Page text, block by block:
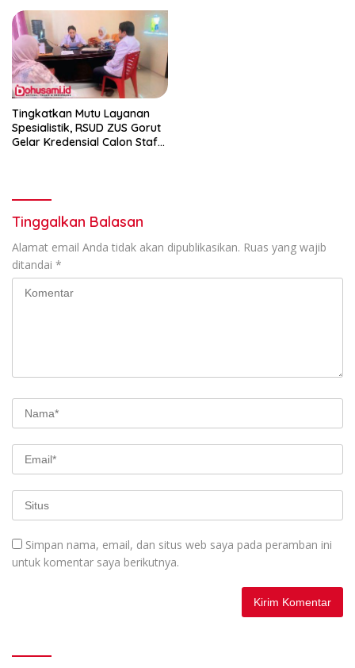
Tingkatkan Mutu Layanan
Spesialistik, RSUD ZUS Gorut
Gelar Kredensial Calon Staf
Tinggalkan Balasan
Alamat email Anda tidak akan dipublikasikan. Ruas yang wajib
ditandai *
Simpan nama, email, dan situs web saya pada peramban ini
untuk komentar saya berikutnya.